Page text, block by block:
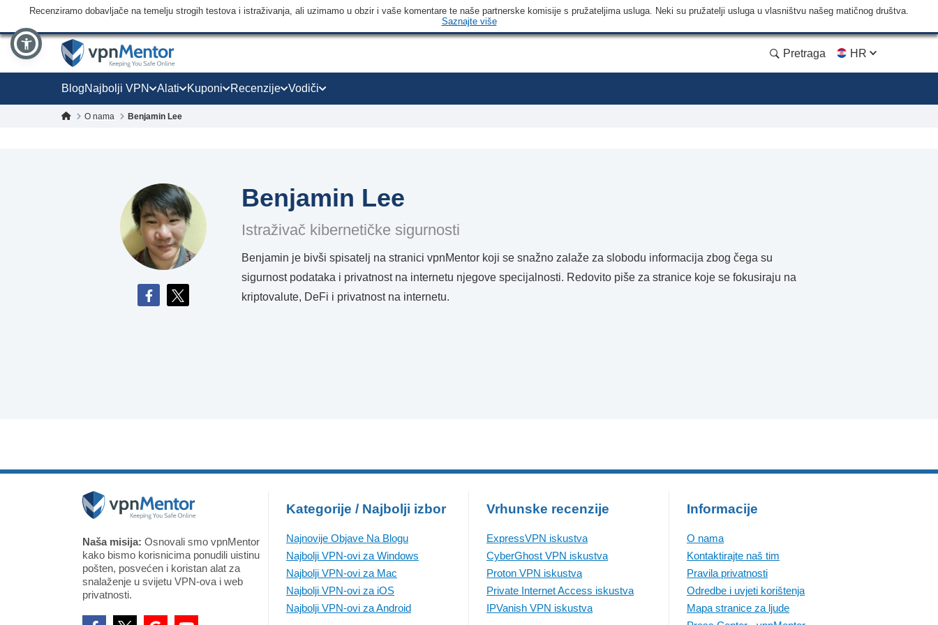
Recenziramo dobavljače na temelju strogih testova i istraživanja, ali uzimamo u obzir i vaše komentare te naše partnerske komisije s pružateljima usluga. Neki su pružatelji usluga u vlasništvu našeg matičnog društva.
Saznajte više
Pretraga HR
BlogNajbolji VPN Alati Kuponi Recenzije Vodiči
O nama Benjamin Lee
Benjamin Lee
Istraživač kibernetičke sigurnosti
Benjamin je bivši spisatelj na stranici vpnMentor koji se snažno zalaže za slobodu informacija zbog čega su
sigurnost podataka i privatnost na internetu njegove specijalnosti. Redovito piše za stranice koje se fokusiraju na
kriptovalute, DeFi i privatnost na internetu.
Naša misija: Osnovali smo vpnMentor
kako bismo korisnicima ponudili uistinu
pošten, posvećen i koristan alat za
snalaženje u svijetu VPN-ova i web
privatnosti.
Kategorije / Najbolji izbor
Najnovije Objave Na Blogu
Najbolji VPN-ovi za Windows
Najbolji VPN-ovi za Mac
Najbolji VPN-ovi za iOS
Najbolji VPN-ovi za Android
Vrhunske recenzije
ExpressVPN iskustva
CyberGhost VPN iskustva
Proton VPN iskustva
Private Internet Access iskustva
IPVanish VPN iskustva
Informacije
O nama
Kontaktirajte naš tim
Pravila privatnosti
Odredbe i uvjeti korištenja
Mapa stranice za ljude